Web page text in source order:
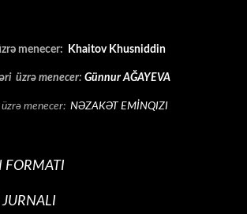
menecer: Khaitov Khusniddin
üzrə menecer: Günnur AĞAYEVA
menecer: NƏZAKƏT EMİNQIZI
FORMATI
JURNALI